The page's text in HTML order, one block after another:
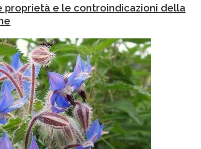
proprietà e le controindicazioni della